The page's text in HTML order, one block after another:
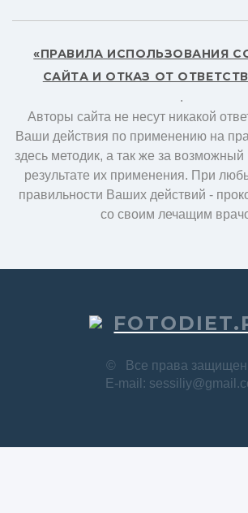
«ПРАВИЛА ИСПОЛЬЗОВАНИЯ
САЙТА И ОТКАЗ ОТ
.
Авторы сайта не несут никакой
Ваши действия по применению на
здесь методик, а так же за
результате их применения. При
правильности Ваших действий -
со своим лечащим
©
Все права
E-mail: